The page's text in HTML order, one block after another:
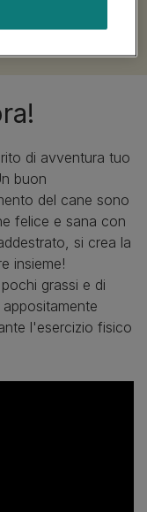
e cervo, per
di avventura tuo
buon
del cane sono
felice e sana con
si crea la
insieme!
grassi e di
l'esercizio fisico